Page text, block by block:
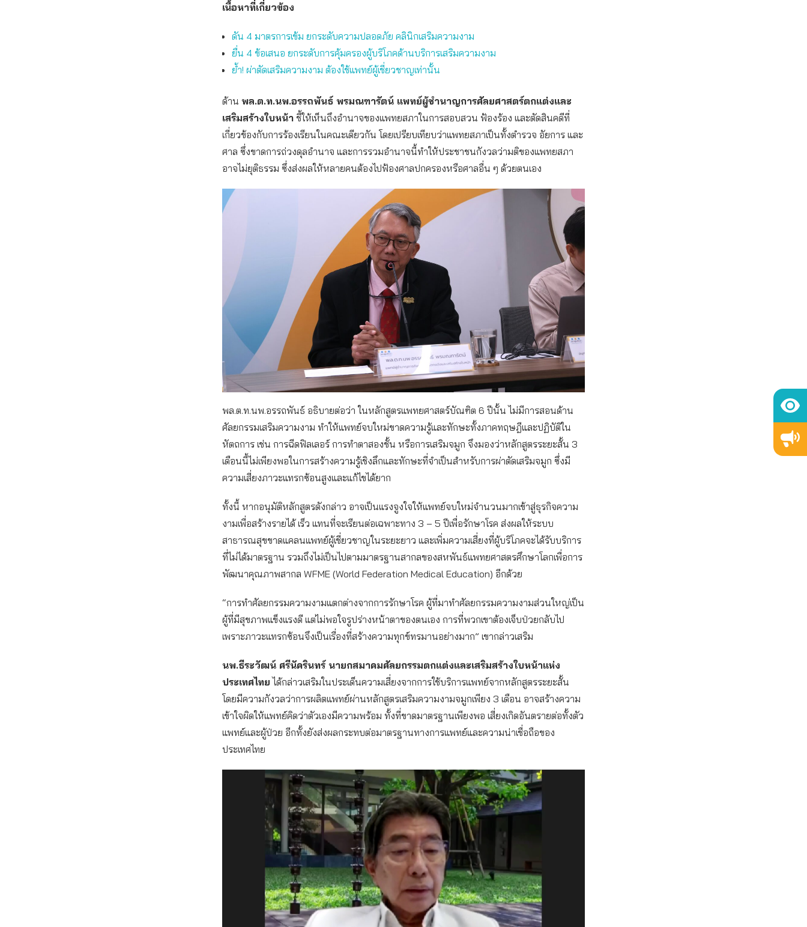
เนื้อหาที่เกี่ยวข้อง
ดัน 4 มาตรการเข้ม ยกระดับความปลอดภัย คลินิกเสริมความงาม
ยื่น 4 ข้อเสนอ ยกระดับการคุ้มครองผู้บริโภคด้านบริการเสริมความงาม
ย้ำ! ผ่าตัดเสริมความงาม ต้องใช้แพทย์ผู้เชี่ยวชาญเท่านั้น
ด้าน พล.ต.ท.นพ.อรรถพันธ์ พรมณฑารัตน์ แพทย์ผู้ชำนาญการศัลยศาสตร์ตกแต่งและ
เสริมสร้างใบหน้า ชี้ให้เห็นถึงอำนาจของแพทยสภาในการสอบสวน ฟ้องร้อง และตัดสินคดีที่
เกี่ยวข้องกับการร้องเรียนในคณะเดียวกัน โดยเปรียบเทียบว่าแพทยสภาเป็นทั้งตำรวจ อัยการ และ
ศาล ซึ่งขาดการถ่วงดุลอำนาจ และการรวมอำนาจนี้ทำให้ประชาชนกังวลว่ามติของแพทยสภา
อาจไม่ยุติธรรม ซึ่งส่งผลให้หลายคนต้องไปฟ้องศาลปกครองหรือศาลอื่น ๆ ด้วยตนเอง
พล.ต.ท.นพ.อรรถพันธ์ อธิบายต่อว่า ในหลักสูตรแพทยศาสตร์บัณฑิต 6 ปีนั้น ไม่มีการสอนด้าน
ศัลยกรรมเสริมความงาม ทำให้แพทย์จบใหม่ขาดความรู้และทักษะทั้งภาคทฤษฎีและปฏิบัติใน
หัตถการ เช่น การฉีดฟิลเลอร์ การทำตาสองชั้น หรือการเสริมจมูก จึงมองว่าหลักสูตรระยะสั้น 3
เดือนนี้ไม่เพียงพอในการสร้างความรู้เชิงลึกและทักษะที่จำเป็นสำหรับการผ่าตัดเสริมจมูก ซึ่งมี
ความเสี่ยงภาวะแทรกซ้อนสูงและแก้ไขได้ยาก
ทั้งนี้ หากอนุมัติหลักสูตรดังกล่าว อาจเป็นแรงจูงใจให้แพทย์จบใหม่จำนวนมากเข้าสู่ธุรกิจความ
งามเพื่อสร้างรายได้ เร็ว แทนที่จะเรียนต่อเฉพาะทาง 3 – 5 ปีเพื่อรักษาโรค ส่งผลให้ระบบ
สาธารณสุขขาดแคลนแพทย์ผู้เชี่ยวชาญในระยะยาว และเพิ่มความเสี่ยงที่ผู้บริโภคจะได้รับบริการ
ที่ไม่ได้มาตรฐาน รวมถึงไม่เป็นไปตามมาตรฐานสากลของสหพันธ์แพทยศาสตรศึกษาโลกเพื่อการ
พัฒนาคุณภาพสากล WFME (World Federation Medical Education) อีกด้วย
“การทำศัลยกรรมความงามแตกต่างจากการรักษาโรค ผู้ที่มาทำศัลยกรรมความงามส่วนใหญ่เป็น
ผู้ที่มีสุขภาพแข็งแรงดี แต่ไม่พอใจรูปร่างหน้าตาของตนเอง การที่พวกเขาต้องเจ็บป่วยกลับไป
เพราะภาวะแทรกซ้อนจึงเป็นเรื่องที่สร้างความทุกข์ทรมานอย่างมาก” เขากล่าวเสริม
นพ.ธีระวัฒน์ ศรีนัครินทร์ นายกสมาคมศัลยกรรมตกแต่งและเสริมสร้างใบหน้าแห่ง
ประเทศไทย ได้กล่าวเสริมในประเด็นความเสี่ยงจากการใช้บริการแพทย์จากหลักสูตรระยะสั้น
โดยมีความกังวลว่าการผลิตแพทย์ผ่านหลักสูตรเสริมความงามจมูกเพียง 3 เดือน อาจสร้างความ
เข้าใจผิดให้แพทย์คิดว่าตัวเองมีความพร้อม ทั้งที่ขาดมาตรฐานเพียงพอ เสี่ยงเกิดอันตรายต่อทั้งตัว
แพทย์และผู้ป่วย อีกทั้งยังส่งผลกระทบต่อมาตรฐานทางการแพทย์และความน่าเชื่อถือของ
ประเทศไทย